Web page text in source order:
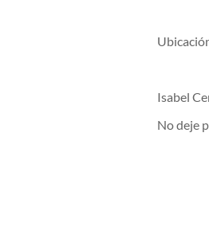
Isabel
No deje